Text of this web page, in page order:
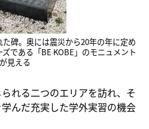
た碑。奥には震災から20年の年に定め
である「BE KOBE」のモニュメント
が見える
れる二つのエリアを訪れ、そ
んだ充実した学外実習の機会